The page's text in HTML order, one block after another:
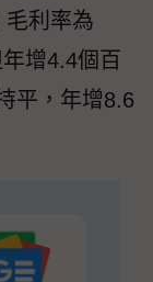
毛利率為
增4.4個百
平，年增8.6